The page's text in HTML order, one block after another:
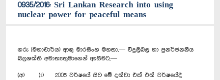
0935/2016: Sri Lankan Research into using
nuclear power for peaceful means
ගරු (මහාචාර්ය) ආශු මාරසිංහ මහතා,— විදුලිබල හා පුනර්ජනනීය
බලශක්ති අමාත්‍යතුමාගෙන් ඇසීමට,—
(අ) (i) 2005 වර්ෂයේ සිට මේ දක්වා එක් එක් වර්ෂයේදී